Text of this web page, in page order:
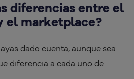
diferencias entre el
el marketplace?
dado cuenta, aunque sea
diferencia a cada uno de